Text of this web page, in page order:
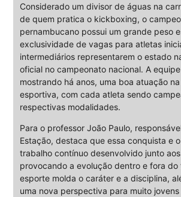
Considerado um divisor de águas na
de quem pratica o kickboxing, o
pernambucano possui um grande peso
exclusividade de vagas para atletas
intermediários representarem o estado
oficial no campeonato nacional. A
mostrando há anos, uma boa atuação
esportiva, com cada atleta sendo
respectivas modalidades.
Para o professor João Paulo,
Estação, destaca que essa conquista e
trabalho contínuo desenvolvido junto
provocando a evolução dentro e fora do
esporte molda o caráter e a disciplina,
uma nova perspectiva para muito